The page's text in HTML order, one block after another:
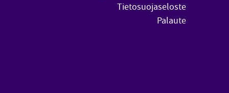
Tietosuojaseloste
Palaute